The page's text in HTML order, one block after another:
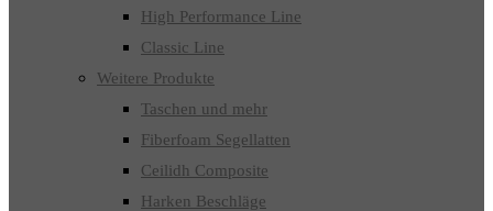
High Performance Line
Classic Line
Weitere Produkte
Taschen und mehr
Fiberfoam Segellatten
Ceilidh Composite
Harken Beschläge